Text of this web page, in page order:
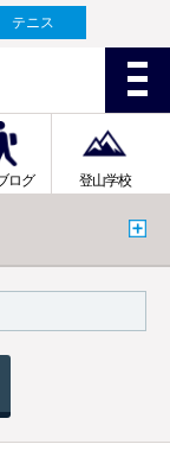
テニス
ログ 登山学校